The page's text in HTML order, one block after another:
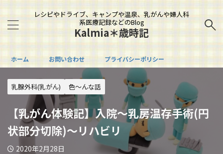
レシピやドライブ、キャンプや温泉、乳がんや婦人科
系医療記録などのBlog
Kalmia＊歳時記
ホーム お問い合わせ プライバシーポリシー
乳腺外科(乳がん) 色～んな話
【乳がん体験記】入院～乳房温存手術(円
状部分切除)～リハビリ
2020年2月28日